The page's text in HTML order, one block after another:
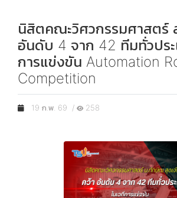
นิสิตคณะวิศวกรรมศาสตร์
อันดับ 4 จาก 42 ทีมทั่วประ
การแข่งขัน Automation
Competition
19 ก.พ. 69 / 258